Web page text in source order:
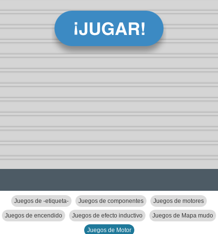
Juegos de -etiqueta- Juegos de componentes Juegos de motores
Juegos de encendido Juegos de efecto inductivo Juegos de Mapa mudo
Juegos de Motor